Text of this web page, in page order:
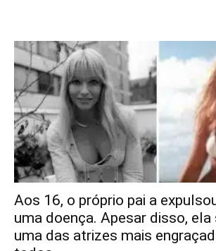
Aos 16, o próprio pai a
uma doença. Apesar disso,
uma das atrizes mais